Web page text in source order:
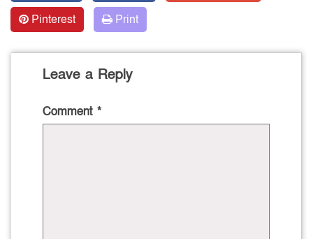
Pinterest
Print
Leave a Reply
Comment *